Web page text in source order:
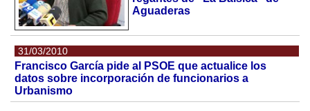
Aguaderas
31/03/2010
Francisco García pide al PSOE que actualice los
datos sobre incorporación de funcionarios a
Urbanismo